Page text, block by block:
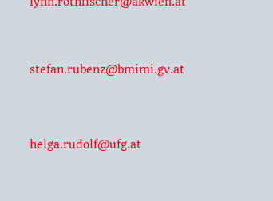
stefan.rubenz@bmimi.gv.at
helga.rudolf@ufg.at